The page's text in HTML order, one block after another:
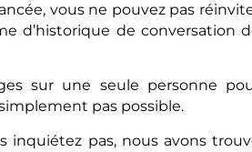
vous ne pouvez pas
d’historique de conversation
sur une seule personne
pas possible.
inquiétez pas, nous avons